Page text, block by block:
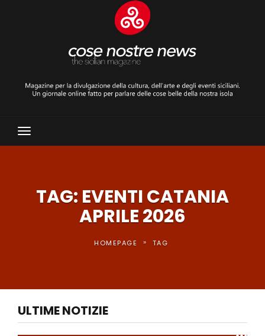
Toggle
Navigation
TAG: EVENTI CATANIA
APRILE 2026
HOMEPAGE » TAG
ULTIME NOTIZIE